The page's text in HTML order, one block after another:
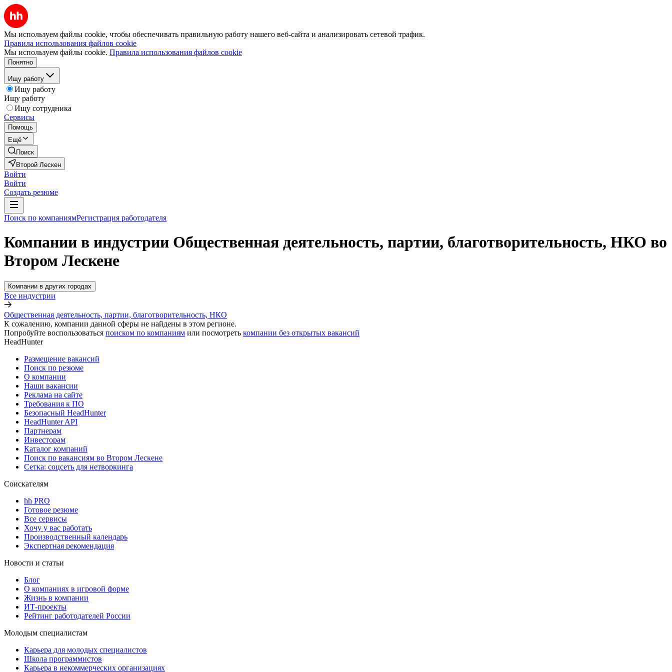
Мы используем файлы cookie, чтобы обеспечивать правильную работу нашего веб-сайта и анализировать сетевой трафик.
Правила использования файлов cookie
Мы используем файлы cookie. Правила использования файлов cookie
Понятно
Ищу работу
Ищу работу
Ищу работу
Ищу сотрудника
Сервисы
Помощь
Ещё
Поиск
Второй Лескен
Войти
Войти
Создать резюме
Поиск по компаниямРегистрация работодателя
Компании в индустрии Общественная деятельность, партии, благотворительность, НКО во
Втором Лескене
Компании в других городах
Все индустрии
Общественная деятельность, партии, благотворительность, НКО
К сожалению, компании данной сферы не найдены в этом регионе.
Попробуйте воспользоваться поиском по компаниям или посмотреть компании без открытых вакансий
HeadHunter
Размещение вакансий
Поиск по резюме
О компании
Наши вакансии
Реклама на сайте
Требования к ПО
Безопасный HeadHunter
HeadHunter API
Партнерам
Инвесторам
Каталог компаний
Поиск по вакансиям во Втором Лескене
Сетка: соцсеть для нетворкинга
Соискателям
hh PRO
Готовое резюме
Все сервисы
Хочу у вас работать
Производственный календарь
Экспертная рекомендация
Новости и статьи
Блог
О компаниях в игровой форме
Жизнь в компании
ИТ-проекты
Рейтинг работодателей России
Молодым специалистам
Карьера для молодых специалистов
Школа программистов
Карьера в некоммерческих организациях